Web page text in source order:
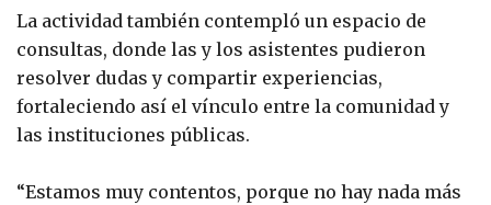
La actividad también contempló un espacio de
consultas, donde las y los asistentes pudieron
resolver dudas y compartir experiencias,
fortaleciendo así el vínculo entre la comunidad y
las instituciones públicas.
“Estamos muy contentos, porque no hay nada más